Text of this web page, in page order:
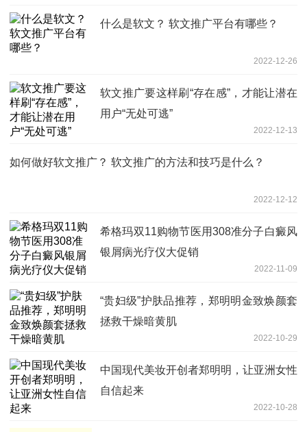
什么是软文？ 软文推广平台有哪些？
2022-12-26
软文推广要这样刷“存在感”，才能让潜在
用户“无处可逃”
2022-12-13
如何做好软文推广？ 软文推广的方法和技巧是什么？
2022-12-12
希格玛双11购物节医用308准分子白癜风
银屑病光疗仪大促销
2022-11-09
“贵妇级”护肤品推荐，郑明明金致焕颜套
拯救干燥暗黄肌
2022-10-29
中国现代美妆开创者郑明明，让亚洲女性
自信起来
2022-10-28